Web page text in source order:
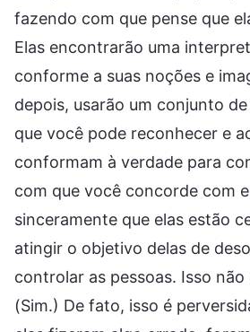
fazendo com que pense que
Elas encontrarão uma
conforme a suas noções e
depois, usarão um conjunto
que você pode reconhecer e
conformam à verdade para
com que você concorde com
sinceramente que elas estão
atingir o objetivo delas de
controlar as pessoas. Isso não
(Sim.) De fato, isso é